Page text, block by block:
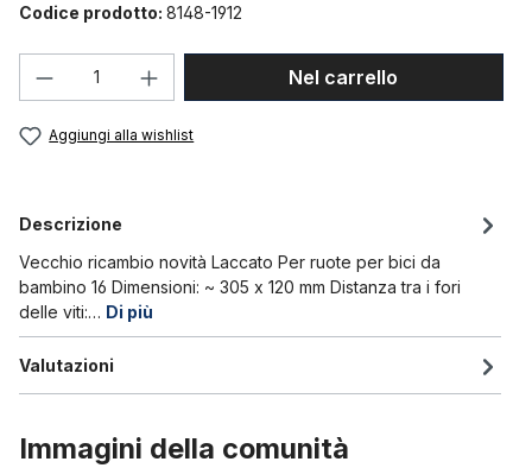
Codice prodotto: 8148-1912
Quantità del prodotto: inserisci la
Nel carrello
Aggiungi alla wishlist
Descrizione
Vecchio ricambio novità Laccato Per ruote per bici da
bambino 16 Dimensioni: ~ 305 x 120 mm Distanza tra i fori
delle viti:… Di più
Valutazioni
Immagini della comunità